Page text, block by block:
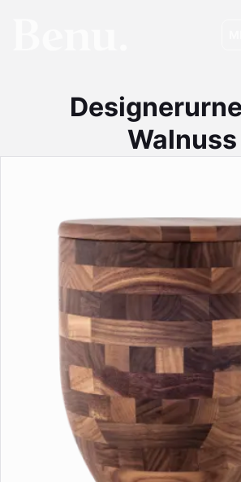
Walnuss